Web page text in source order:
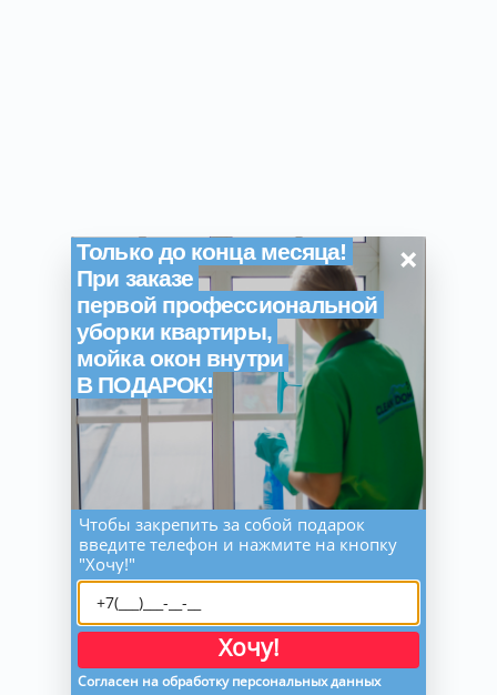
Только до конца месяца!
При заказе
первой профессиональной
уборки квартиры,
мойка окон внутри
В ПОДАРОК!
×
Чтобы закрепить за собой подарок
введите телефон и нажмите на кнопку
"Хочу!"
Хочу!
Согласен на обработку персональных данных